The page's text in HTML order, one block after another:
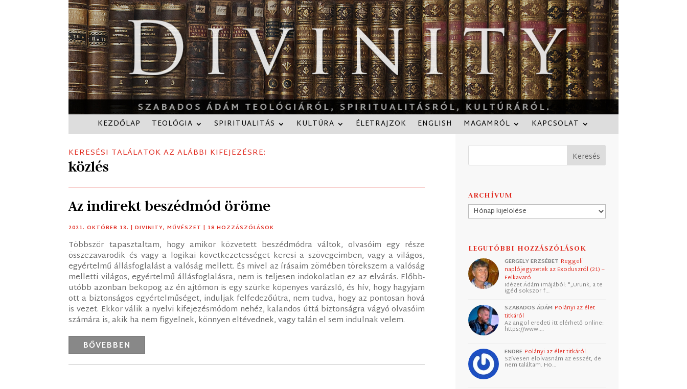
KEZDŐLAP TEOLÓGIA SPIRITUALITÁS KULTÚRA ÉLETRAJZOK ENGLISH MAGAMRÓL KAPCSOLAT
KERESÉSI TALÁLATOK AZ ALÁBBI KIFEJEZÉSRE:
közlés
Az indirekt beszédmód öröme
2021. OKTÓBER 13. |DIVINITY,MŰVÉSZET | 18 HOZZÁSZÓLÁSOK
Többször tapasztaltam, hogy amikor közvetett beszédmódra váltok, olvasóim egy része
összezavarodik és vagy a logikai következetességet keresi a szövegeimben, vagy a világos,
egyértelmű állásfoglalást a valóság mellett. És mivel az írásaim zömében törekszem a valóság
melletti világos, egyértelmű állásfoglalásra, nem is teljesen indokolatlan ez az elvárás. Előbb-
utóbb azonban bekopog az én ajtómon is egy szürke köpenyes varázsló, és hív, hogy hagyjam
ott a biztonságos egyértelműséget, induljak felfedezőútra, nem tudva, hogy az pontosan hová
is vezet. Ekkor válik a nyelvi kifejezésmódom nehéz, kalandos úttá biztonságra vágyó olvasóim
számára is, akik ha nem figyelnek, könnyen eltévednek, vagy talán el sem indulnak velem.
BŐVEBBEN
ARCHÍVUM
Archívum
LEGUTÓBBI HOZZÁSZÓLÁSOK
GERGELY ERZSÉBET Reggeli
naplójegyzetek az Exoduszról (21) –
Felkavaró
Idézet Ádám imájából: "„Urunk, a te
igéd sokszor f…
SZABADOS ÁDÁM Polányi az élet
titkáról
Az angol eredeti itt elérhető online:
https://www.…
ENDRE Polányi az élet titkáról
Szívesen elolvasnám az esszét, de
nem találtam. Ho…